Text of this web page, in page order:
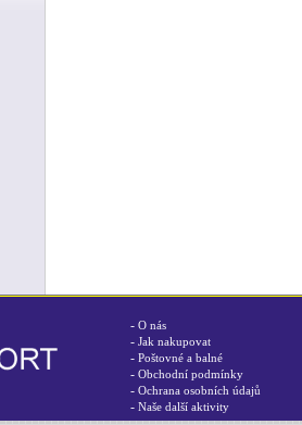
- O nás
- Jak nakupovat
- Poštovné a balné
- Obchodní podmínky
- Ochrana osobních údajů
- Naše další aktivity